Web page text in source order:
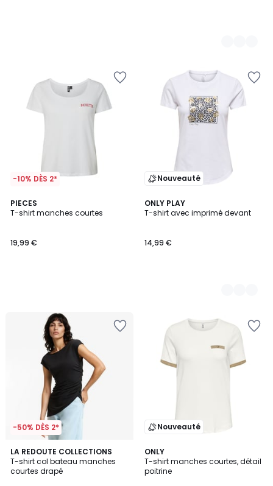
-10% DÈS 2*
PIECES
T-shirt manches courtes
19,99 €
Nouveauté
ONLY PLAY
T-shirt avec imprimé devant
14,99 €
2
Couleurs
-50% DÈS 2*
LA REDOUTE COLLECTIONS
T-shirt col bateau manches
courtes drapé
Nouveauté
ONLY
T-shirt manches courtes, détail
poitrine
2
Couleurs